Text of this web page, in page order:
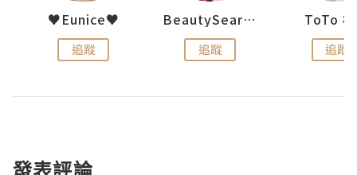
♥Eunice♥
追蹤
BeautySearch
追蹤
ToTo
追蹤
發表評論